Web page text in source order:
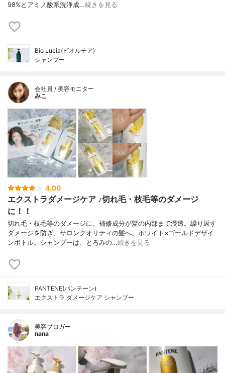
98%とアミノ酸系洗浄成…続きを見る
Bio Lucia(ビオルチア)
シャンプー
会社員 / 美容モニター
みこ
4.00
エクストラダメージケア ♪切れ毛・枝毛等のダメージ
に！！
切れ毛・枝毛等のダメージに。補修成分が髪の内部まで浸透。繰り返す
ダメージを防ぎ、サロンクオリティの髪へ。ホワイト×ゴールドデザイ
ンボトル。シャンプーは、とろみの…続きを見る
PANTENE(パンテーン)
エクストラ ダメージケア シャンプー
美容ブロガー
nana